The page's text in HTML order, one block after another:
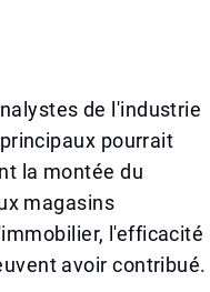
de l'industrie
pourrait
la montée du
magasins
l'efficacité
avoir contribué.